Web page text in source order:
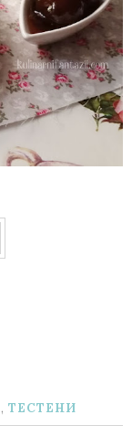
, ТЕСТЕНИ